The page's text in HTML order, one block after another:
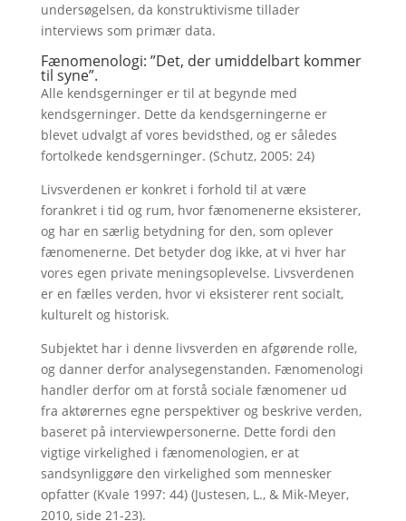
undersøgelsen, da konstruktivisme tillader
interviews som primær data.
Fænomenologi: ”Det, der umiddelbart kommer
til syne”.
Alle kendsgerninger er til at begynde med
kendsgerninger. Dette da kendsgerningerne er
blevet udvalgt af vores bevidsthed, og er således
fortolkede kendsgerninger. (Schutz, 2005: 24)
Livsverdenen er konkret i forhold til at være
forankret i tid og rum, hvor fænomenerne eksisterer,
og har en særlig betydning for den, som oplever
fænomenerne. Det betyder dog ikke, at vi hver har
vores egen private meningsoplevelse. Livsverdenen
er en fælles verden, hvor vi eksisterer rent socialt,
kulturelt og historisk.
Subjektet har i denne livsverden en afgørende rolle,
og danner derfor analysegenstanden. Fænomenologi
handler derfor om at forstå sociale fænomener ud
fra aktørernes egne perspektiver og beskrive verden,
baseret på interviewpersonerne. Dette fordi den
vigtige virkelighed i fænomenologien, er at
sandsynliggøre den virkelighed som mennesker
opfatter (Kvale 1997: 44) (Justesen, L., & Mik-Meyer,
2010, side 21-23).